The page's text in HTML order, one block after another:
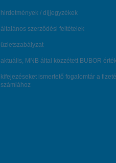
hirdetmények / díjjegyzékek
általános szerződési feltételek
üzletszabályzat
aktuális, MNB által közzétett BUBOR
kifejezéseket ismertető fogalomtár a
számlához